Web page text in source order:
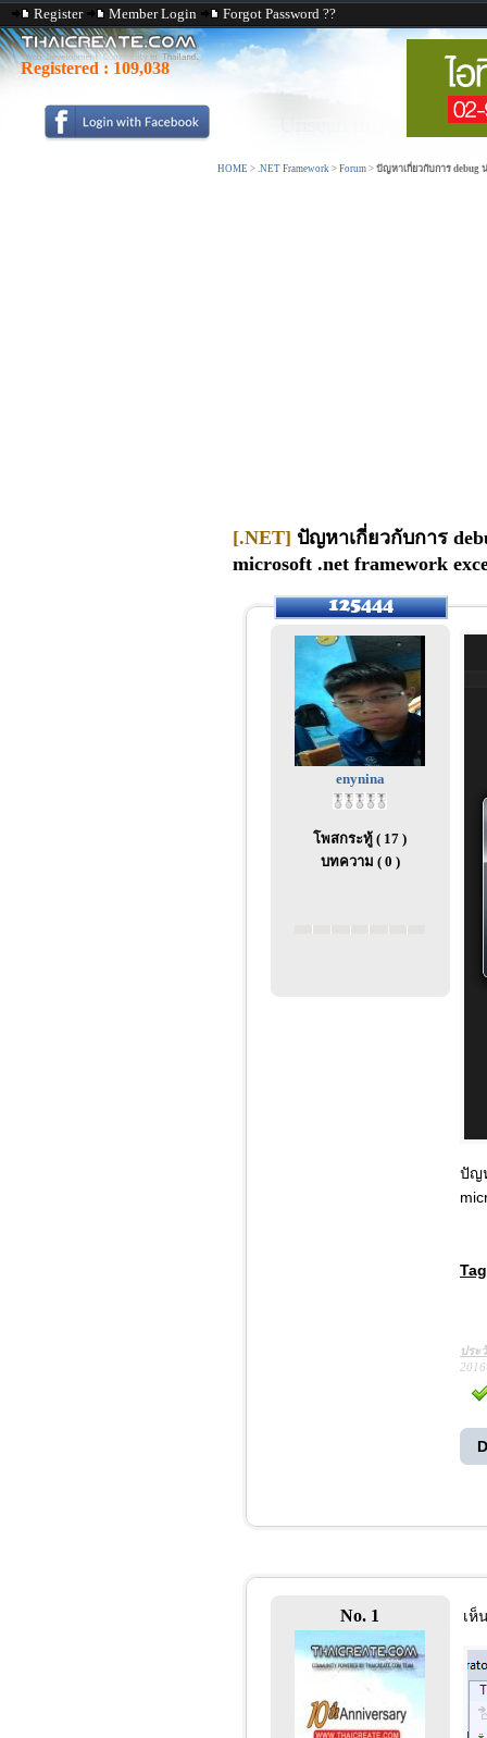
Register Member Login Forgot Password ??
Registered : 109,038
HOME > .NET Framework > Forum > ปัญหาเกี่ยวกับการ debug
[.NET] ปัญหาเกี่ยวกับการ
microsoft .net framework
enynina
โพสกระทู้ ( 17 )
บทความ ( 0 )
ปัญ
Tag
ประ
No. 1 เห็